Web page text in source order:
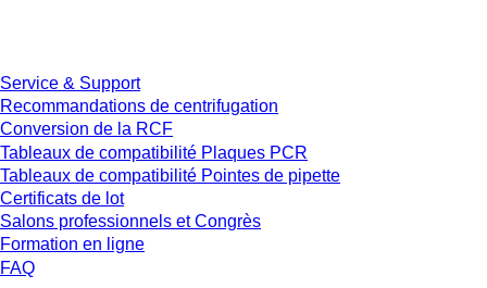
Service & Support
Recommandations de centrifugation
Conversion de la RCF
Tableaux de compatibilité Plaques PCR
Tableaux de compatibilité Pointes de pipette
Certificats de lot
Salons professionnels et Congrès
Formation en ligne
FAQ